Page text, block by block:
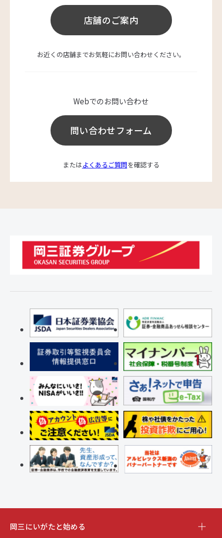
店舗のご案内
お近くの店舗までお気軽にお問い合わせください。
Webでのお問い合わせ
問い合わせフォーム
またはよくあるご質問を確認する
岡三にいがたと始める